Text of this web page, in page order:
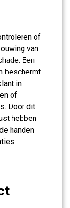
of
van
Een
beschermt
in
of
Door dit
hebben
handen